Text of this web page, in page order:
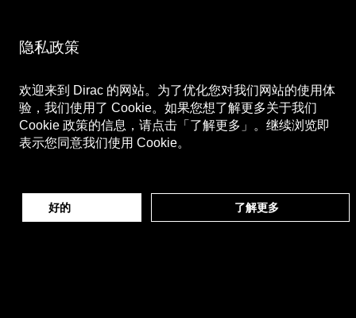
隐私政策
欢迎来到 Dirac 的网站。为了优化您对我们网站的使用体
验，我们使用了 Cookie。如果您想了解更多关于我们
Cookie 政策的信息，请点击「了解更多」。继续浏览即
表示您同意我们使用 Cookie。
了解更多
Bilibili